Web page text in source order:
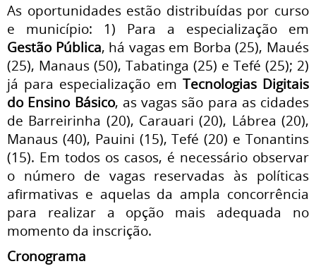
As oportunidades estão distribuídas por curso
e município: 1) Para a especialização em
Gestão Pública, há vagas em Borba (25), Maués
(25), Manaus (50), Tabatinga (25) e Tefé (25); 2)
já para especialização em Tecnologias Digitais
do Ensino Básico, as vagas são para as cidades
de Barreirinha (20), Carauari (20), Lábrea (20),
Manaus (40), Pauini (15), Tefé (20) e Tonantins
(15). Em todos os casos, é necessário observar
o número de vagas reservadas às políticas
afirmativas e aquelas da ampla concorrência
para realizar a opção mais adequada no
momento da inscrição.
Cronograma